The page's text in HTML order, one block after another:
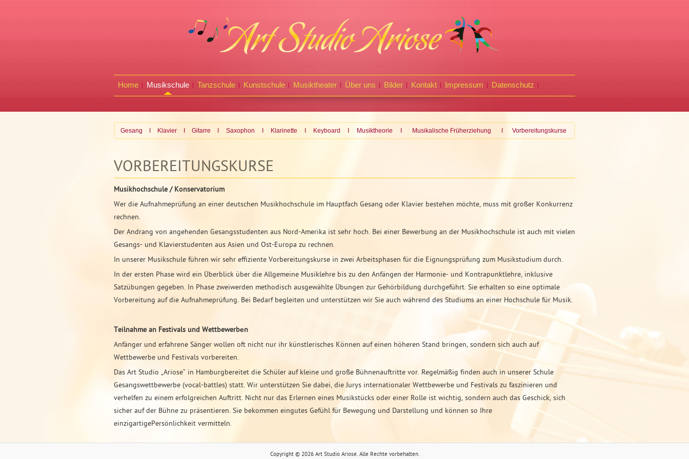
Home Musikschule Tanzschule Kunstschule Musiktheater Über uns Bilder Kontakt Impressum Datenschutz
Gesang Klavier Gitarre Saxophon Klarinette Keyboard Musiktheorie Musikalische Früherziehung Vorbereitungskurse
VORBEREITUNGSKURSE
Musikhochschule / Konservatorium
Wer die Aufnahmeprüfung an einer deutschen Musikhochschule im Hauptfach Gesang oder Klavier bestehen möchte, muss mit großer Konkurrenz
rechnen.
Der Andrang von angehenden Gesangsstudenten aus Nord-Amerika ist sehr hoch. Bei einer Bewerbung an der Musikhochschule ist auch mit vielen
Gesangs- und Klavierstudenten aus Asien und Ost-Europa zu rechnen.
In unserer Musikschule führen wir sehr effiziente Vorbereitungskurse in zwei Arbeitsphasen für die Eignungsprüfung zum Musikstudium durch.
In der ersten Phase wird ein Überblick über die Allgemeine Musiklehre bis zu den Anfängen der Harmonie- und Kontrapunktlehre, inklusive
Satzübungen gegeben. In Phase zweiwerden methodisch ausgewählte Übungen zur Gehörbildung durchgeführt. Sie erhalten so eine optimale
Vorbereitung auf die Aufnahmeprüfung. Bei Bedarf begleiten und unterstützen wir Sie auch während des Studiums an einer Hochschule für Musik.
Teilnahme an Festivals und Wettbewerbеn
Anfänger und erfahrene Sänger wollen oft nicht nur ihr künstlerisches Können auf einen höheren Stand bringen, sondern sich auch auf
Wettbewerbe und Festivals vorbereiten.
Das Art Studio „Ariose“ in Hamburgbereitet die Schüler auf kleine und große Bühnenauftritte vor. Regelmäßig finden auch in unserer Schule
Gesangswettbewerbe (vocal-battles) statt. Wir unterstützen Sie dabei, die Jurys internationaler Wettbewerbe und Festivals zu faszinieren und
verhelfen zu einem erfolgreichen Auftritt. Nicht nur das Erlernen eines Musikstücks oder einer Rolle ist wichtig, sondern auch das Geschick, sich
sicher auf der Bühne zu präsentieren. Sie bekommen eingutes Gefühl für Bewegung und Darstellung und können so Ihre
einzigartigePersönlichkeit vermitteln.
Copyright © 2026 Art Studio Ariose. Alle Rechte vorbehalten.